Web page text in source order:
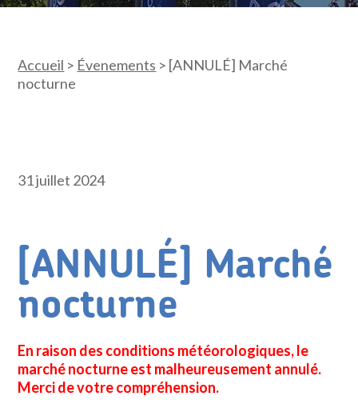
Accueil > Évenements > [ANNULÉ] Marché
nocturne
31 juillet 2024
[ANNULÉ] Marché
nocturne
En raison des conditions météorologiques, le
marché nocturne est malheureusement annulé.
Merci de votre compréhension.